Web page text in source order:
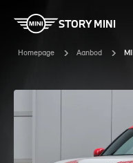
STORY MINI
Homepage Aanbod